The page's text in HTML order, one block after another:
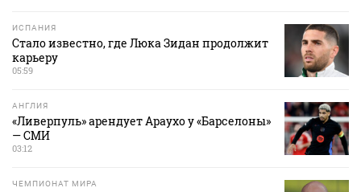
ИСПАНИЯ
Стало известно, где Люка Зидан продолжит
карьеру
05:59
АНГЛИЯ
«Ливерпуль» арендует Араухо у «Барселоны»
— СМИ
03:12
ЧЕМПИОНАТ МИРА